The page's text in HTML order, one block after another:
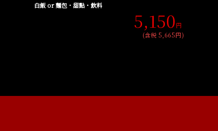
白飯 or 麵包・甜點・飲料
5,150円
(含税 5,665円)